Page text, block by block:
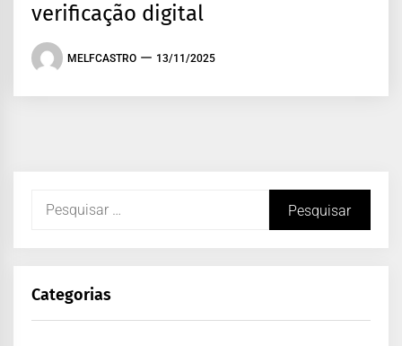
verificação digital
MELFCASTRO 13/11/2025
Categorias